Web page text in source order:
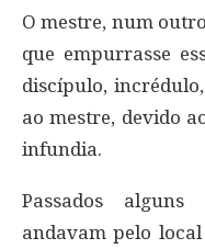
O mestre, num
que empurrasse
discípulo,
ao mestre, devido
infundia.
Passados
andavam pelo